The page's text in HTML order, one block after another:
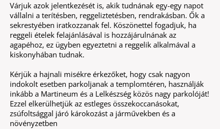
Várjuk azok jelentkezését is, akik tudnának egy-egy napot
vállalni a terítésben, reggeliztetésben, rendrakásban. Ők a
sekrestyében iratkozzanak fel. Köszönettel fogadjuk, ha
reggeli ételek felajánlásával is hozzájárulnának az
agapéhoz, ez ügyben egyeztetni a reggelik alkalmával a
kiskonyhában tudnak.
Kérjük a hajnali misékre érkezőket, hogy csak nagyon
indokolt esetben parkoljanak a templomtéren, használják
inkább a Martineum és a Lelkészség közös nagy parkolóját!
Ezzel elkerülhetjük az estleges összekoccanásokat,
zsúfoltsággal járó károkozást a járművekben és a
növényzetben